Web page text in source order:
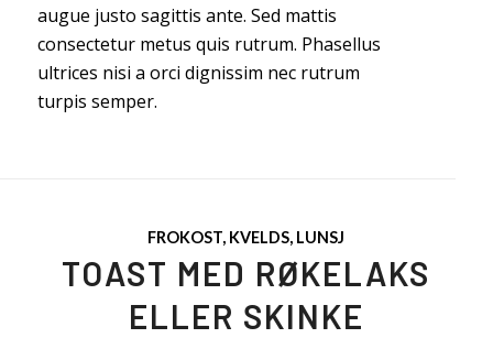
augue justo sagittis ante. Sed mattis
consectetur metus quis rutrum. Phasellus
ultrices nisi a orci dignissim nec rutrum
turpis semper.
FROKOST, KVELDS, LUNSJ
TOAST MED RØKELAKS
ELLER SKINKE